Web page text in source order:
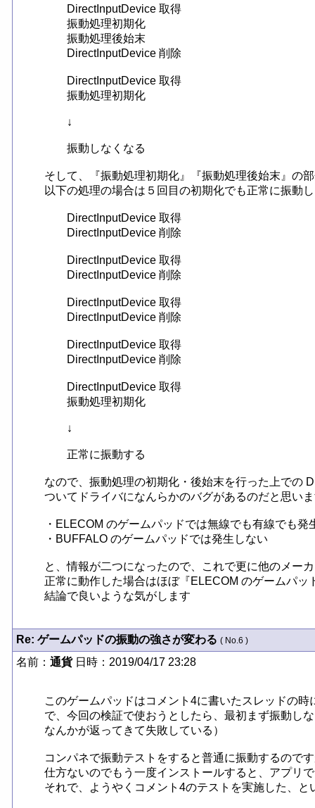
そして、『振動処理初期化』『振動処理後始末』の
以下の処理の場合は５回目の初期化でも正常に振動
なので、振動処理の初期化・後始末を行った上での
ついてドライバになんらかのバグがあるのだと思い
・ELECOM のゲームパッドでは無線でも有線でも発
・BUFFALO のゲームパッドでは発生しない
と、情報が二つになったので、これで更に他のメー
正常に動作した場合はほぼ『ELECOM のゲームパ
結論で良いような気がします
Re: ゲームパッドの振動の強さが変わる ( No.6 )
名前： 通貨日時：2019/04/17 23:28
このゲームパッドはコメント4に書いたスレッドの
で、今回の検証で使おうとしたら、最初まず振動し
なんかが返ってきて失敗している）
コンパネで振動テストをすると普通に振動するので
仕方ないのでもう一度インストールすると、アプリ
それで、ようやくコメント4のテストを実施した、と